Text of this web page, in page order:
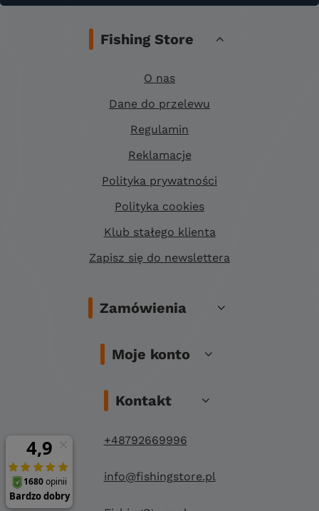
Fishing Store
O nas
Dane do przelewu
Regulamin
Reklamacje
Polityka prywatności
Polityka cookies
Klub stałego klienta
Zapisz się do newslettera
Zamówienia
Moje konto
Kontakt
+48792669996
info@fishingstore.pl